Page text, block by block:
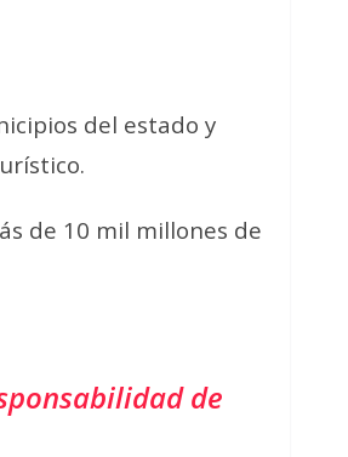
del estado y
de 10 mil millones de
de